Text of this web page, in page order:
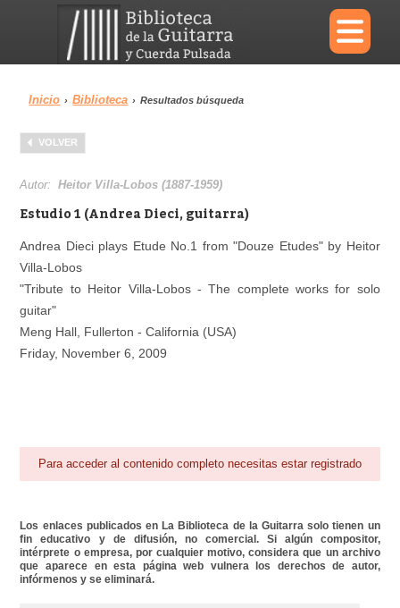
×
Menu
Biblioteca
Área personal
Inicio › Biblioteca › Resultados búsqueda
VOLVER
Autor:Heitor Villa-Lobos (1887-1959)
Estudio 1 (Andrea Dieci, guitarra)
Andrea Dieci plays Etude No.1 from "Douze Etudes" by Heitor
Villa-Lobos
"Tribute to Heitor Villa-Lobos - The complete works for solo
guitar"
Meng Hall, Fullerton - California (USA)
Friday, November 6, 2009
Para acceder al contenido completo necesitas estar registrado
Los enlaces publicados en La Biblioteca de la Guitarra solo tienen un
fin educativo y de difusión, no comercial. Si algún compositor,
intérprete o empresa, por cualquier motivo, considera que un archivo
que aparece en esta página web vulnera los derechos de autor,
infórmenos y se eliminará.